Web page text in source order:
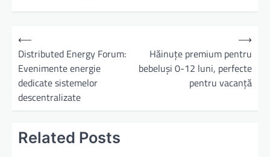
N
g
⟵
Distributed Energy Forum:
Evenimente energie
dedicate sistemelor
descentralizate
Hăinuțe premium pentru
bebeluși 0-12 luni, perfecte
pentru vacanță
⟶
Related Posts